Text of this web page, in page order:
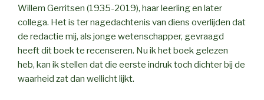
Willem Gerritsen (1935-2019), haar leerling en later
collega. Het is ter nagedachtenis van diens overlijden dat
de redactie mij, als jonge wetenschapper, gevraagd
heeft dit boek te recenseren. Nu ik het boek gelezen
heb, kan ik stellen dat die eerste indruk toch dichter bij de
waarheid zat dan wellicht lijkt.